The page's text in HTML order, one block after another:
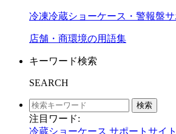
冷凍冷蔵ショーケース・警報盤サ
店舗・商環境の用語集
キーワード検索
SEARCH
検索
注目ワード:
冷蔵ショーケース サポートサイト